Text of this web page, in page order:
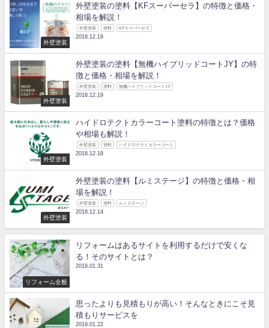
外壁塗装
外壁塗装の塗料【KFスーパーセラ】の特徴と価格・
相場を解説！
外壁塗装 塗料 KFスーパーセラ
2018.12.19
外壁塗装
外壁塗装の塗料【無機ハイブリッドコートJY】の特
徴と価格・相場を解説！
外壁塗装 塗料 無機ハイブリッドコートJY
2018.12.19
外壁塗装
ハイドロテクトカラーコート塗料の特徴とは？価格
や相場も解説！
外壁塗装 塗料 ハイドロテクトカラーコート
2018.12.18
外壁塗装
外壁塗装の塗料【ルミステージ】の特徴と価格・相
場を解説！
外壁塗装 塗料 ルミステージ
2018.12.14
リフォーム全般
リフォームはあるサイトを利用するだけで安くな
る！そのサイトとは？
2019.01.31
思ったよりも見積もりが高い！そんなときにこそ見
積もりサービスを
2019.01.22